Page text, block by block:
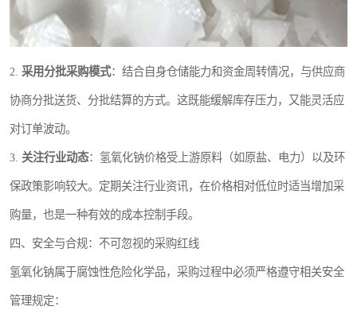
2. 采用分批采购模式：结合自身仓储能力和资金周转情况，与供应商
协商分批送货、分批结算的方式。这既能缓解库存压力，又能灵活应
对订单波动。
3. 关注行业动态：氢氧化钠价格受上游原料（如原盐、电力）以及环
保政策影响较大。定期关注行业资讯，在价格相对低位时适当增加采
购量，也是一种有效的成本控制手段。
四、安全与合规：不可忽视的采购红线
氢氧化钠属于腐蚀性危险化学品，采购过程中必须严格遵守相关安全
管理规定：